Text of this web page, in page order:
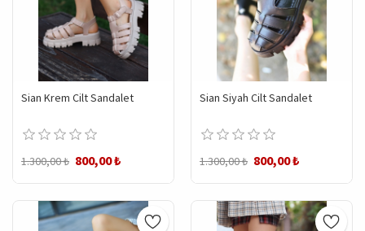
Sian Krem Cilt Sandalet
1.300,00 ₺ 800,00 ₺
Sian Siyah Cilt Sandalet
1.300,00 ₺ 800,00 ₺